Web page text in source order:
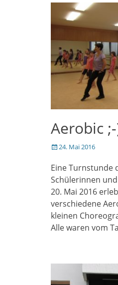
Aerobic
Veröffentlicht
24. Mai 2016
Eine Turnstunde
Schülerinnen
20. Mai 2016
verschiedene
kleinen
Alle waren vom